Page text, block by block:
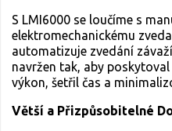
S LMI6000 se loučíme s
elektromechanickému
automatizuje zvedání
navržen tak, aby
výkon, šetřil čas a
Větší a Přizpůsobitelné